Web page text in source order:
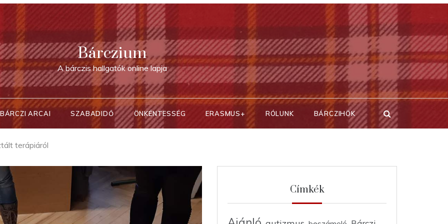
Bárczium
A bárczis hallgatók online lapja
BÁRCZI ARCAI SZABADIDŐ ÖNKÉNTESSÉG ERASMUS+ RÓLUNK BÁRCZIHÖK
terápiáról
Címkék